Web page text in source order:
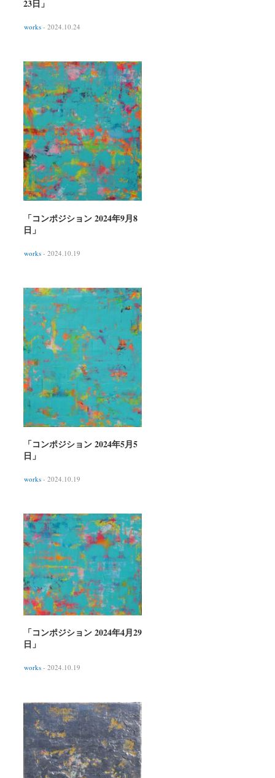
23日」
works - 2024.10.24
「コンポジション 2024年9月8
日」
works - 2024.10.19
「コンポジション 2024年5月5
日」
works - 2024.10.19
「コンポジション 2024年4月29
日」
works - 2024.10.19